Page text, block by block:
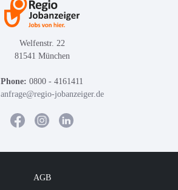
Welfenstr. 22
81541 München
Phone: 0800 - 4161411
anfrage@regio-jobanzeiger.de
AGB